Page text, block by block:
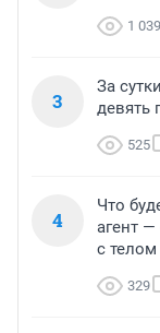
1 039
3
За
девять
525
4
Что
агент
с
329